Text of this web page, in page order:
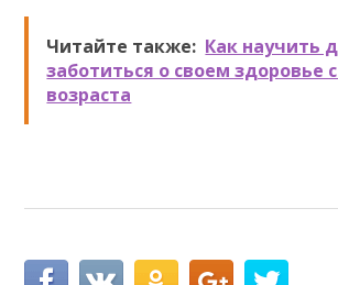
Читайте также: Как научить
заботиться о своем здоровье
возраста